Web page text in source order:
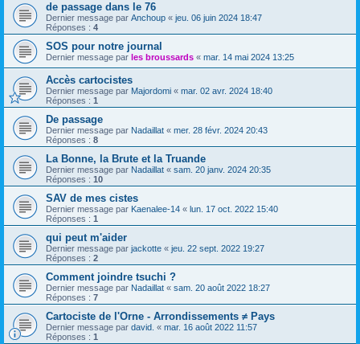
de passage dans le 76
Dernier message par Anchoup « jeu. 06 juin 2024 18:47
Réponses : 4
SOS pour notre journal
Dernier message par les broussards « mar. 14 mai 2024 13:25
Accès cartocistes
Dernier message par Majordomi « mar. 02 avr. 2024 18:40
Réponses : 1
De passage
Dernier message par Nadaillat « mer. 28 févr. 2024 20:43
Réponses : 8
La Bonne, la Brute et la Truande
Dernier message par Nadaillat « sam. 20 janv. 2024 20:35
Réponses : 10
SAV de mes cistes
Dernier message par Kaenalee-14 « lun. 17 oct. 2022 15:40
Réponses : 1
qui peut m'aider
Dernier message par jackotte « jeu. 22 sept. 2022 19:27
Réponses : 2
Comment joindre tsuchi ?
Dernier message par Nadaillat « sam. 20 août 2022 18:27
Réponses : 7
Cartociste de l'Orne - Arrondissements ≠ Pays
Dernier message par david. « mar. 16 août 2022 11:57
Réponses : 1